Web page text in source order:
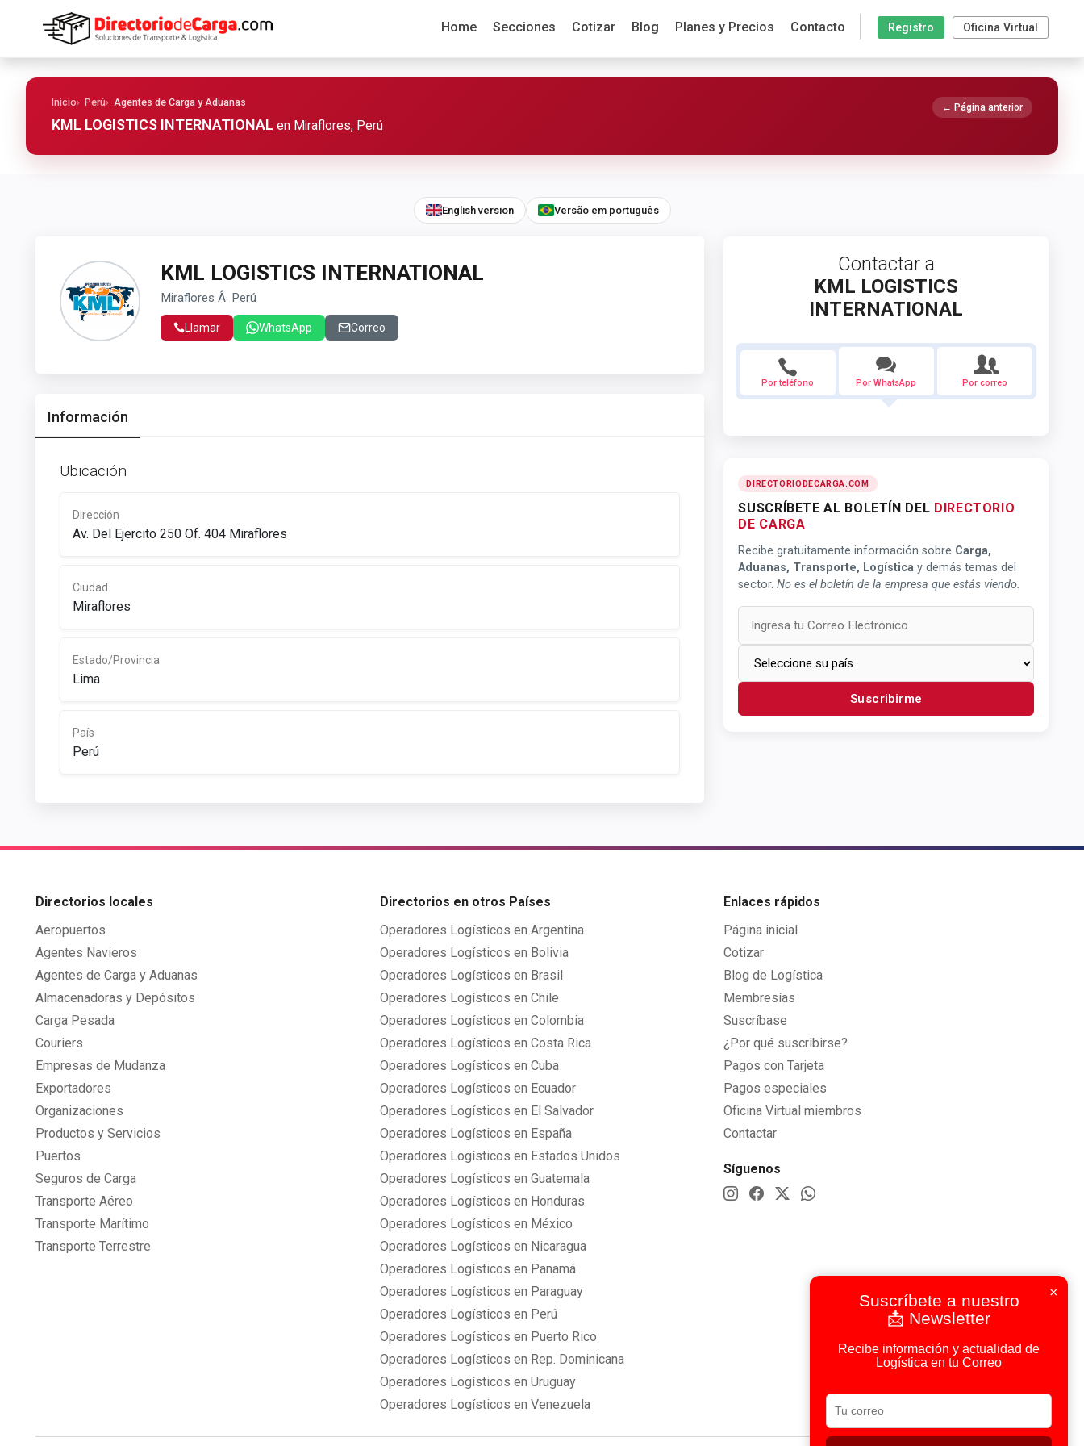
Registro Oficina Virtual
Home Secciones Cotizar Blog Planes y Precios Contacto
Inicio Perú Agentes de Carga y Aduanas
KML LOGISTICS INTERNATIONAL en Miraflores, Perú
← Página anterior
English version Versão em português
KML LOGISTICS INTERNATIONAL
Miraflores Â· Perú
Llamar WhatsApp Correo
Información
Ubicación
Dirección
Av. Del Ejercito 250 Of. 404 Miraflores
Ciudad
Miraflores
Estado/Provincia
Lima
País
Perú
Contactar a
KML LOGISTICS
INTERNATIONAL
Por teléfono Por WhatsApp Por correo
DIRECTORIODECARGA.COM
SUSCRÍBETE AL BOLETÍN DEL DIRECTORIO
DE CARGA
Recibe gratuitamente información sobre Carga,
Aduanas, Transporte, Logística y demás temas del
sector.No es el boletín de la empresa que estás viendo.
Suscribirme
×
Suscríbete a nuestro
📩 Newsletter
Recibe información y actualidad de
Logística en tu Correo
Directorios locales
Aeropuertos
Agentes Navieros
Agentes de Carga y Aduanas
Almacenadoras y Depósitos
Carga Pesada
Couriers
Empresas de Mudanza
Exportadores
Organizaciones
Productos y Servicios
Puertos
Seguros de Carga
Transporte Aéreo
Transporte Marítimo
Transporte Terrestre
Directorios en otros Países
Operadores Logísticos en Argentina
Operadores Logísticos en Bolivia
Operadores Logísticos en Brasil
Operadores Logísticos en Chile
Operadores Logísticos en Colombia
Operadores Logísticos en Costa Rica
Operadores Logísticos en Cuba
Operadores Logísticos en Ecuador
Operadores Logísticos en El Salvador
Operadores Logísticos en España
Operadores Logísticos en Estados Unidos
Operadores Logísticos en Guatemala
Operadores Logísticos en Honduras
Operadores Logísticos en México
Operadores Logísticos en Nicaragua
Operadores Logísticos en Panamá
Operadores Logísticos en Paraguay
Operadores Logísticos en Perú
Operadores Logísticos en Puerto Rico
Operadores Logísticos en Rep. Dominicana
Operadores Logísticos en Uruguay
Operadores Logísticos en Venezuela
Enlaces rápidos
Página inicial
Cotizar
Blog de Logística
Membresías
Suscríbase
¿Por qué suscribirse?
Pagos con Tarjeta
Pagos especiales
Oficina Virtual miembros
Contactar
Síguenos